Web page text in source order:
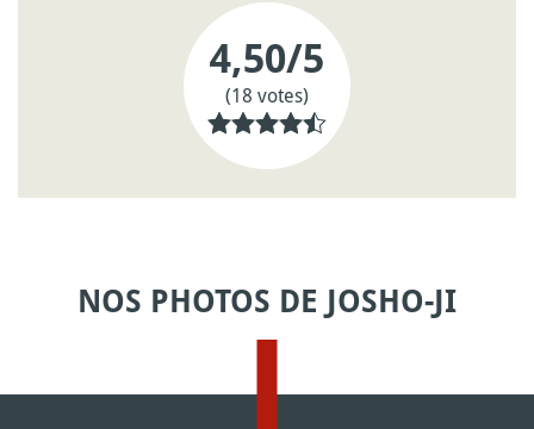
4,50/5
(18 votes)
NOS PHOTOS DE JOSHO-JI